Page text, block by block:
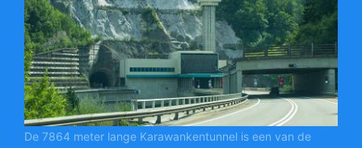
De 7864 meter lange Karawankentunnel is een van de